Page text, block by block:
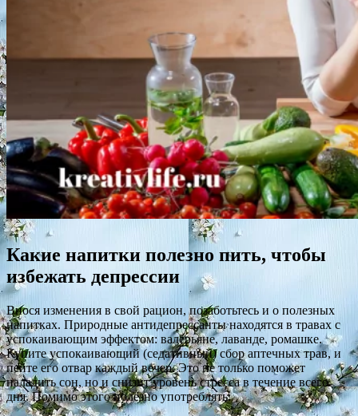
Какие напитки полезно пить, чтобы
избежать депрессии
Внося изменения в свой рацион, позаботьтесь и о полезных
напитках. Природные антидепрессанты находятся в травах с
успокаивающим эффектом: валерьяне, лаванде, ромашке.
Купите успокаивающий (седативный) сбор аптечных трав, и
пейте его отвар каждый вечер. Это не только поможет
наладить сон, но и снизит уровень стресса в течение всего
дня. Помимо этого полезно употреблять: